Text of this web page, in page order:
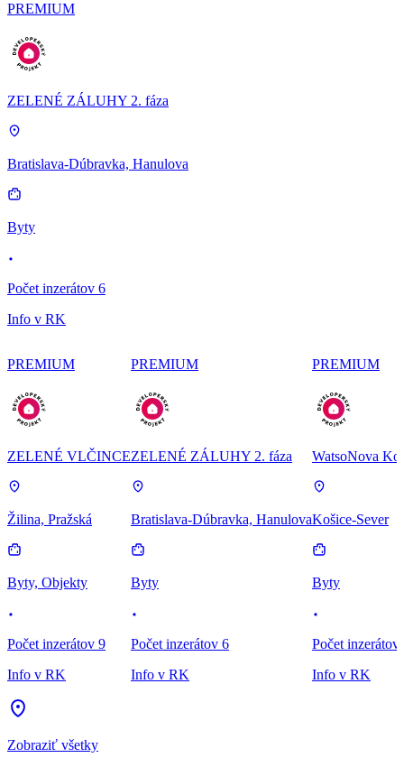
PREMIUM
ZELENÉ ZÁLUHY 2. fáza
Bratislava-Dúbravka, Hanulova
Byty
Počet inzerátov 6
Info v RK
PREMIUM
ZELENÉ VLČINCE
Žilina, Pražská
Byty, Objekty
Počet inzerátov 9
Info v RK
PREMIUM
ZELENÉ ZÁLUHY 2. fáza
Bratislava-Dúbravka, Hanulova
Byty
Počet inzerátov 6
Info v RK
PREMIUM
WatsoNova
Košice-Sever
Byty
Počet inzerátov
Info v RK
Zobraziť všetky